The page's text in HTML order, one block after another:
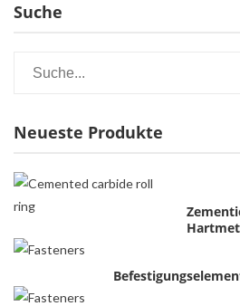
Suche
Neueste Produkte